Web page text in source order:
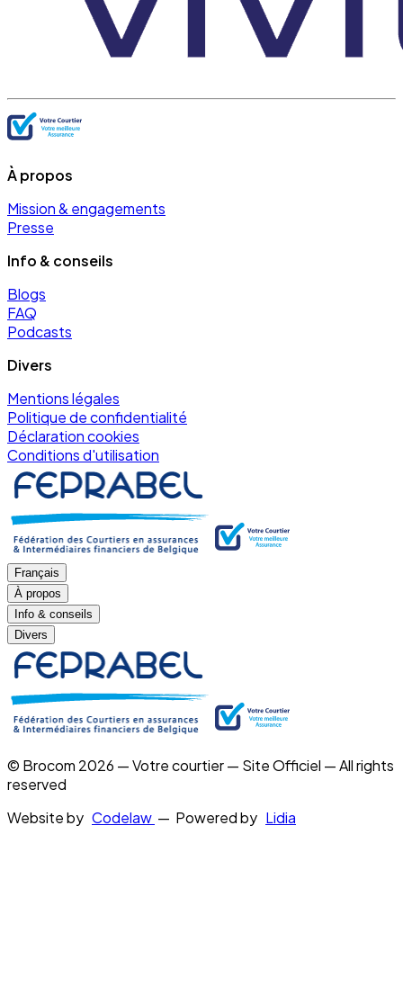
À propos
Mission & engagements
Presse
Info & conseils
Blogs
FAQ
Podcasts
Divers
Mentions légales
Politique de confidentialité
Déclaration cookies
Conditions d'utilisation
Français
À propos
Info & conseils
Divers
© Brocom 2026 — Votre courtier — Site Officiel — All rights
reserved
Website by Codelaw — Powered by Lidia